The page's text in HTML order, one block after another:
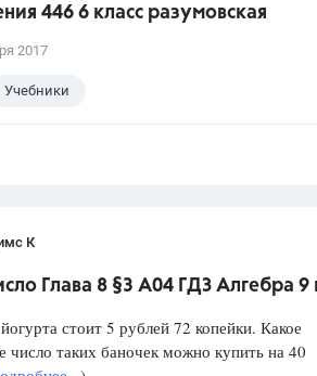
446 6 класс разумовская
2017
Учебники
К
Глава 8 §3 А04 ГДЗ Алгебра
стоит 5 рублей 72 копейки. Какое
число таких баночек можно купить на 40